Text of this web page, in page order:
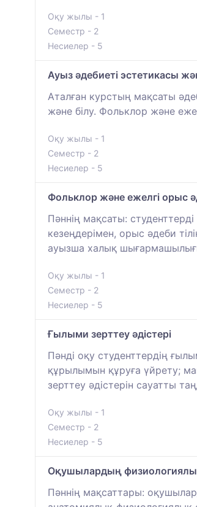
Оқу жылы - 1
Семестр - 2
Несиелер - 5
Ауыз әдебиеті эстетикасы
Аталған курстың мақсаты
және білу. Фольклор және
Оқу жылы - 1
Семестр - 2
Несиелер - 5
Фольклор және ежелгі орыс
Пәннің мақсаты:
кезеңдерімен, орыс әдеби
ауызша халық
Оқу жылы - 1
Семестр - 2
Несиелер - 5
Ғылыми зерттеу әдістері
Пәнді оқу студенттердің
құрылымын құруға үйрету;
зерттеу әдістерін сауатты
Оқу жылы - 1
Семестр - 2
Несиелер - 5
Оқушылардың
Пәннің мақсаттары: